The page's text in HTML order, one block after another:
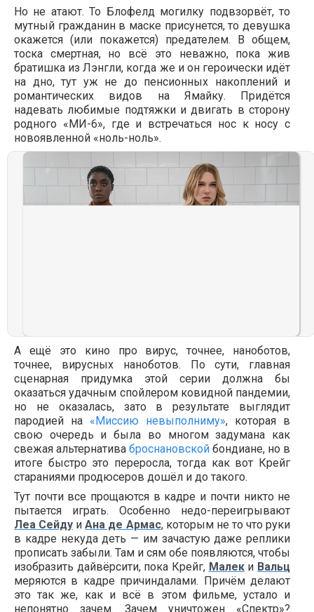
Но не атают. То Блофелд могилку подвзорвёт, то
мутный гражданин в маске присунется, то девушка
окажется (или покажется) предателем. В общем,
тоска смертная, но всё это неважно, пока жив
братишка из Лэнгли, когда же и он героически идёт
на дно, тут уж не до пенсионных накоплений и
романтических видов на Ямайку. Придётся
надевать любимые подтяжки и двигать в сторону
родного «МИ-6», где и встречаться нос к носу с
новоявленной «ноль-ноль».
А ещё это кино про вирус, точнее, наноботов,
точнее, вирусных наноботов. По сути, главная
сценарная придумка этой серии должна бы
оказаться удачным спойлером ковидной пандемии,
но не оказалась, зато в результате выглядит
пародией на «Миссию невыполниму», которая в
свою очередь и была во многом задумана как
свежая альтернативаброснановской бондиане, но в
итоге быстро это переросла, тогда как вот Крейг
стараниями продюсеров дошёл и до такого.
Тут почти все прощаются в кадре и почти никто не
пытается играть. Особенно недо-переигрывают
Леа Сейду иАна де Армас, которым не то что руки
в кадре некуда деть — им зачастую даже реплики
прописать забыли. Там и сям обе появляются, чтобы
изобразить дайвёрсити, пока Крейг, Малеки Вальц
меряются в кадре причиндалами. Причём делают
это так же, как и всё в этом фильме, устало и
непонятно зачем. Зачем уничтожен «Спектр»?